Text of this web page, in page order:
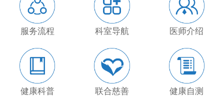
服务流程 科室导航 医师介绍
健康科普 联合慈善 健康自测